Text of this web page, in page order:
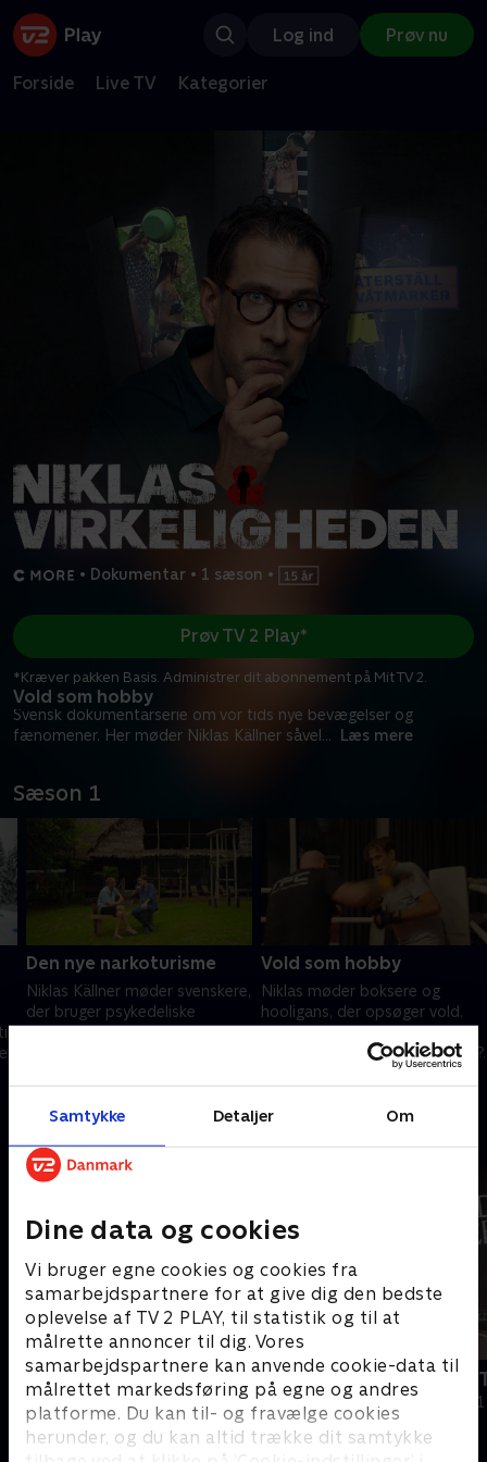
Samtykke Detaljer Om
Dine data og cookies
Vi bruger egne cookies og cookies fra
samarbejdspartnere for at give dig den bedste
oplevelse af TV 2 PLAY, til statistik og til at
målrette annoncer til dig. Vores
samarbejdspartnere kan anvende cookie-data til
målrettet markedsføring på egne og andres
platforme. Du kan til- og fravælge cookies
herunder, og du kan altid trække dit samtykke
Log ind Prøv nu
Forside Live TV Kategorier
• Dokumentar • 1 sæson •
Vold som hobby
Svensk dokumentarserie om vor tids nye bevægelser og
fænomener. Her møder Niklas Källner såvel ... Læs mere
Prøv TV 2 Play*
*Kræver pakken Basis. Administrer dit abonnement på Mit TV 2.
Sæson 1
Den nye narkoturisme
Niklas Källner møder svenskere,
der bruger psykedeliske
10. juli 2023 • 43 min
Vold som hobby
Niklas møder boksere og
hooligans, der opsøger vold.
vold, og hvad får de ud af det?.
10. juli 2023 • 43 min
Den skjulte morder
Dokumentar • 1 sæsoner
Tragedien i
Dokumentar •